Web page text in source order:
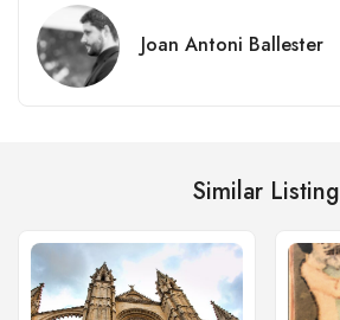
Joan Antoni Ballester
Similar Listing